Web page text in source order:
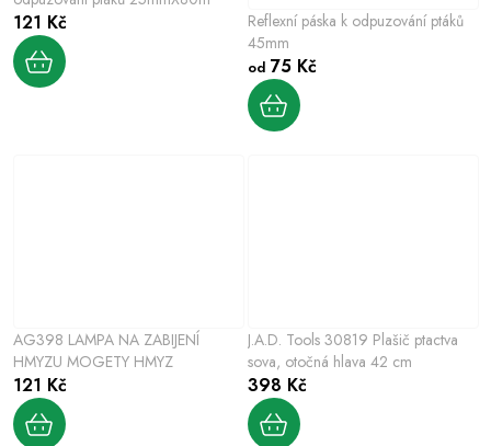
121 Kč
Reflexní páska k odpuzování ptáků
45mm
od75 Kč
AG398 LAMPA NA ZABIJENÍ
HMYZU MOGETY HMYZ
121 Kč
J.A.D. Tools 30819 Plašič ptactva
sova, otočná hlava 42 cm
398 Kč